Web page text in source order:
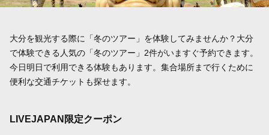
大分を観光する際に「冬のツアー」を体験してみませんか？大分
で体験できる人気の「冬のツアー」2件がいますぐ予約できます。
今日明日で利用できる体験もあります。集合場所まで行くために
便利な交通チケットも探せます。
LIVEJAPAN限定クーポン